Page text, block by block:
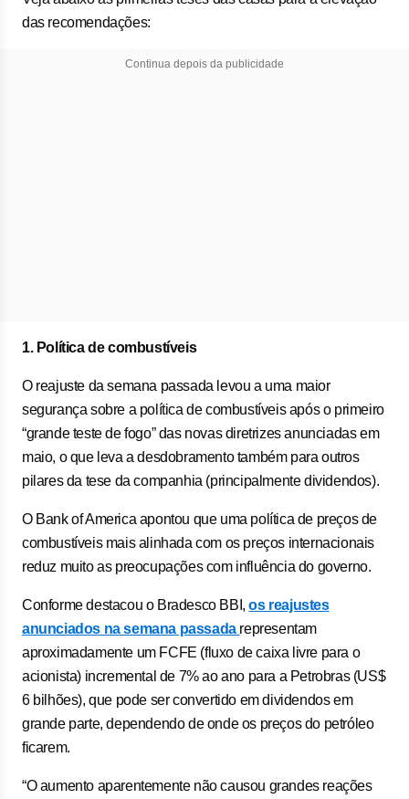
das recomendações:
Continua depois da publicidade
1. Política de combustíveis
O reajuste da semana passada levou a uma maior
segurança sobre a política de combustíveis após o primeiro
“grande teste de fogo” das novas diretrizes anunciadas em
maio, o que leva a desdobramento também para outros
pilares da tese da companhia (principalmente dividendos).
O Bank of America apontou que uma política de preços de
combustíveis mais alinhada com os preços internacionais
reduz muito as preocupações com influência do governo.
Conforme destacou o Bradesco BBI,os reajustes
anunciados na semana passada representam
aproximadamente um FCFE (fluxo de caixa livre para o
acionista) incremental de 7% ao ano para a Petrobras (US$
6 bilhões), que pode ser convertido em dividendos em
grande parte, dependendo de onde os preços do petróleo
ficarem.
“O aumento aparentemente não causou grandes reações